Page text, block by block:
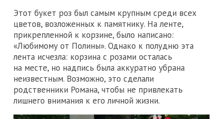
Этот букет роз был самым крупным среди всех
цветов, возложенных к памятнику. На ленте,
прикрепленной к корзине, было написано:
«Любимому от Полины». Однако к полудню эта
лента исчезла: корзина с розами осталась
на месте, но надпись была аккуратно убрана
неизвестным. Возможно, это сделали
родственники Романа, чтобы не привлекать
лишнего внимания к его личной жизни.